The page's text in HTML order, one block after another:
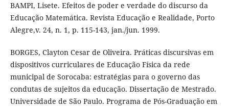
BAMPI, Lisete. Efeitos de poder e verdade do discurso da
Educação Matemática. Revista Educação e Realidade, Porto
Alegre,v. 24, n. 1, p. 115-143, jan./jun. 1999.
BORGES, Clayton Cesar de Oliveira. Práticas discursivas em
dispositivos curriculares de Educação Física da rede
municipal de Sorocaba: estratégias para o governo das
condutas de sujeitos da educação. Dissertação de Mestrado.
Universidade de São Paulo. Programa de Pós-Graduação em